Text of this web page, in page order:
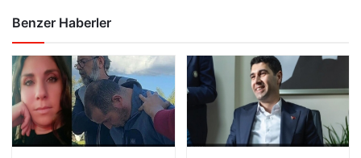
Benzer Haberler